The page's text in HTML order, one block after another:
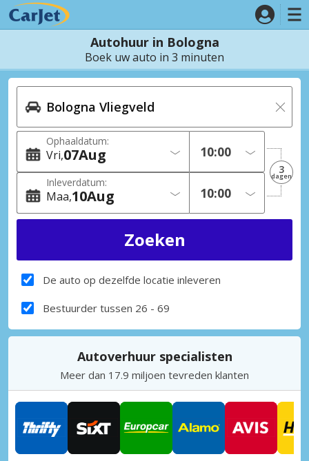
Autohuur in Bologna
Boek uw auto in 3 minuten
Ophaaldatum:
Vri 07Aug
Inleverdatum:
Maa 10Aug
3
dagen
De auto op dezelfde locatie inleveren
Bestuurder tussen 26 - 69
Autoverhuur specialisten
Meer dan 17.9 miljoen tevreden klanten